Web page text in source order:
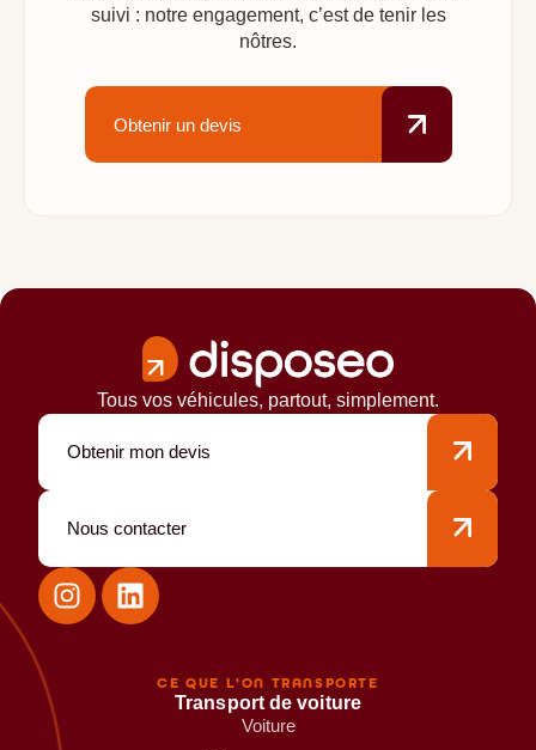
suivi : notre engagement, c’est de tenir les
nôtres.
Obtenir un devis
Tous vos véhicules, partout, simplement.
Obtenir mon devis
Nous contacter
CE QUE L'ON TRANSPORTE
Transport de voiture
Voiture